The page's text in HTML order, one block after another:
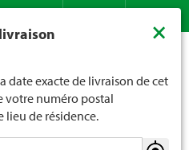
×
date exacte de livraison de cet
votre numéro postal
de résidence.
est de 18 ans pour les
contraignante.